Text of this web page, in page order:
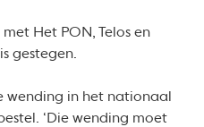
Het PON, Telos en
gestegen.
wending in het nationaal
‘Die wending moet